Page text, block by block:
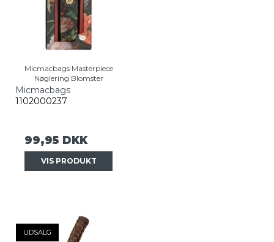
Micmacbags Masterpiece
Nøglering Blomster
Micmacbags
1102000237
99,95 DKK
VIS PRODUKT
UDSALG